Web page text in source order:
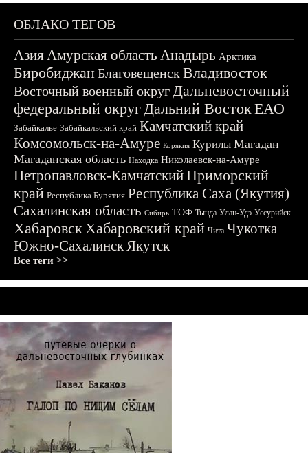
ОБЛАКО ТЕГОВ
АзияАмурская область Анадырь Арктика
БиробиджанБлаговещенскВладивосток
Восточный военный округДальневосточный
федеральный округДальний ВостокЕАО
Забайкалье Забайкальский край Камчатский край
Комсомольск-на-Амуре Корякия Курилы Магадан
Магаданская область Находка Николаевск-на-Амуре
Петропавловск-КамчатскийПриморский
край Республика Бурятия Республика Саха (Якутия)
Сахалинская область Сибирь ТОФ Тында Улан-Удэ Уссурийск
ХабаровскХабаровский край Чита Чукотка
Южно-СахалинскЯкутск
Все теги >>